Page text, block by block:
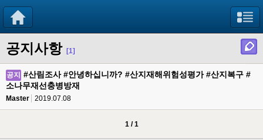
공지사항 [1]
공지
#산림조사 #안녕하십니까? #산지재해위험성평가 #산지복구 #
소나무재선충병방재
Master 2019.07.08
1 / 1